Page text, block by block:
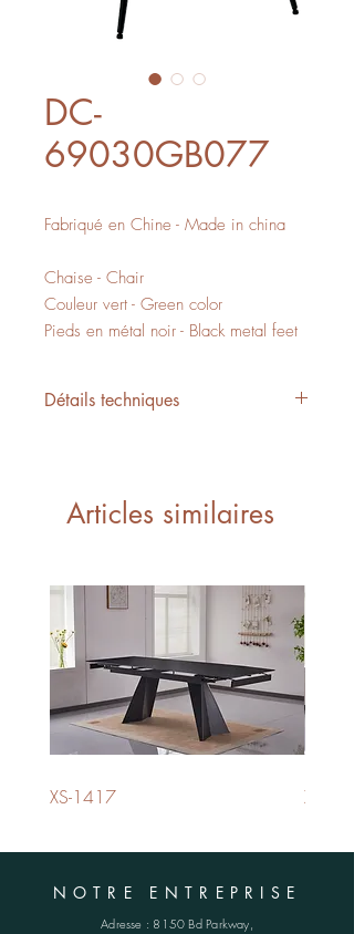
DC-
69030GB077
Fabriqué en Chine - Made in china
Chaise - Chair
Couleur vert - Green color
Pieds en métal noir - Black metal feet
Détails techniques
Articles similaires
XS-1417 XS-
NOTRE ENTREPRISE
Adresse : 8150 Bd Parkway,